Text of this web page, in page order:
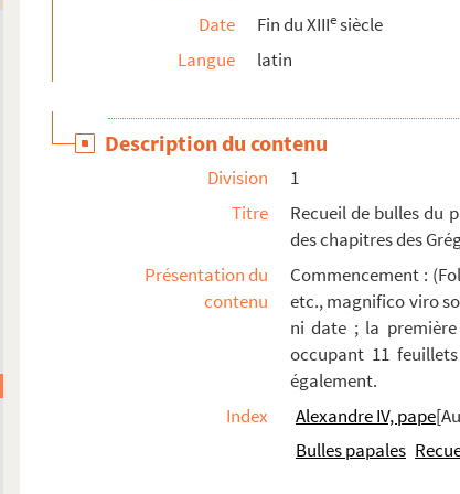
per diversos Romanos pontifices contra Ecclesie rebelles »
»
vol. 1 sur 3 (ms. 477, 478, 479).
vol. 2 sur 3 (ms. 477, 478, 479).
l'ordre du calendrier) vol. 3 sur 3 (ms. 477, 478, 479).
, pars I-II, vol. 1 sur 2 (ms. 480-481)
, pars III-IV, vol. 2 sur 2 (ms. 480-481)
Liber de vita et obitu et miraculis sancti Dominici; Humbertus de ...
Ferrari
Date
Fin du XIIIesiècle
Langue
latin
Description du contenu
Division
1
Titre
Recueil de bulles du
des chapitres des
Présentation du
contenu
Commencement :
etc., magnifico viro
ni date ; la
occupant 11
également.
Index
Alexandre IV, pape
Bulles papales